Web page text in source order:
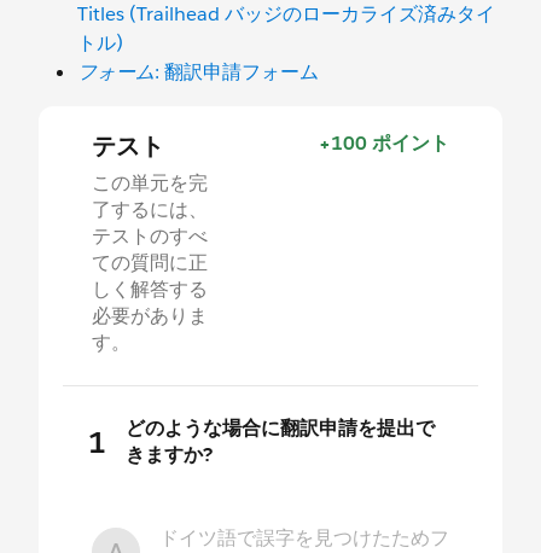
Titles (Trailhead バッジのローカライズ済みタイ
トル)
フォーム: 翻訳申請フォーム